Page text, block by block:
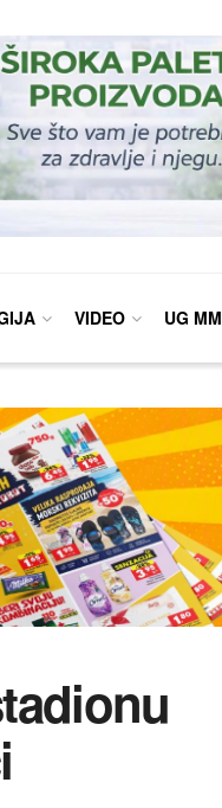
VIDEO UG MM